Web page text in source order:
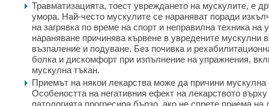
Травматизацията, тоест увреждането на мускулите, е
умора. Най-често мускулите се нараняват поради
на загрявка по време на спорт и неправилна техника на
нараняване причинява кървене в увредените мускулни
възпаление и подуване. Без почивка и
болка и дискомфорт при изпълнение на упражнения,
мускулна тъкан.
Приемът на някои лекарства може да причини
Особеността на негативния ефект на лекарството
патологията прогресира бързо, ако не спрете приема на